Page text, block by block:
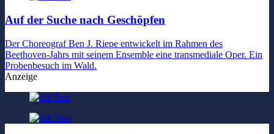
Auf der Suche nach Geschöpfen
Der Choreograf Ben J. Riepe entwickelt im Rahmen des
Beethoven-Jahrs mit seinem Ensemble eine transmediale Oper. Ein
Probenbesuch im Wald.
Anzeige